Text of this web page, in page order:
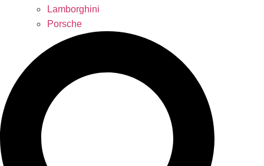
Lamborghini
Porsche